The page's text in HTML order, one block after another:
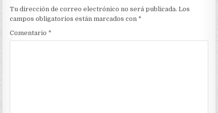
Tu dirección de correo electrónico no será publicada. Los
campos obligatorios están marcados con *
Comentario *